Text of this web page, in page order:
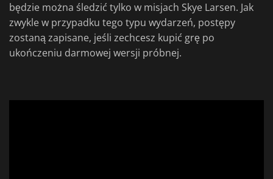
będzie można śledzić tylko w misjach Skye Larsen. Jak
zwykle w przypadku tego typu wydarzeń, postępy
zostaną zapisane, jeśli zechcesz kupić grę po
ukończeniu darmowej wersji próbnej.